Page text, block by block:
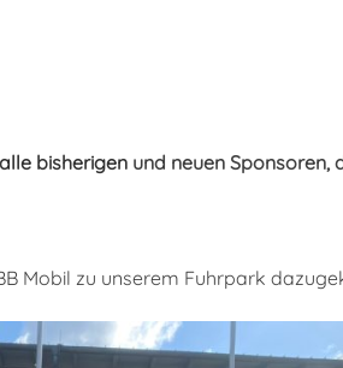
bisherigen und neuen Sponsoren,
Mobil zu unserem Fuhrpark